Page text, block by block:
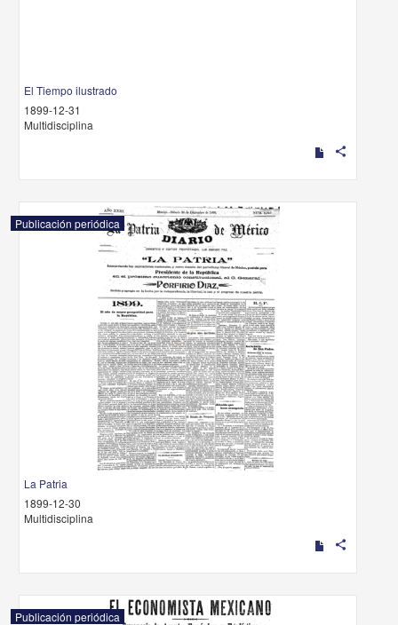
El Tiempo ilustrado
1899-12-31
Multidisciplina
share
Publicación periódica
La Patria
1899-12-30
Multidisciplina
share
Publicación periódica